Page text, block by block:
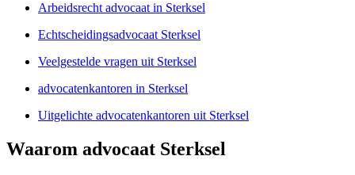
Arbeidsrecht advocaat in Sterksel
Echtscheidingsadvocaat Sterksel
Veelgestelde vragen uit Sterksel
advocatenkantoren in Sterksel
Uitgelichte advocatenkantoren uit Sterksel
Waarom advocaat Sterksel